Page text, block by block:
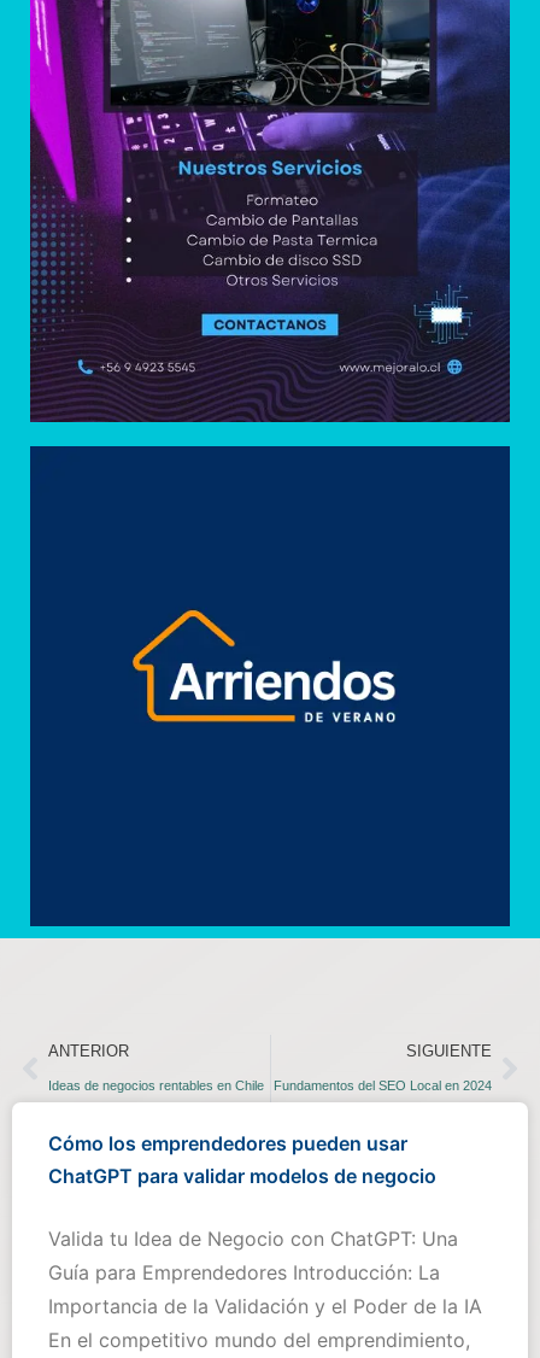
ANTERIOR
Ideas de negocios rentables en Chile
SIGUIENTE
Fundamentos del SEO Local en 2024
Cómo los emprendedores pueden usar
ChatGPT para validar modelos de negocio
Valida tu Idea de Negocio con ChatGPT: Una
Guía para Emprendedores Introducción: La
Importancia de la Validación y el Poder de la IA
En el competitivo mundo del emprendimiento,